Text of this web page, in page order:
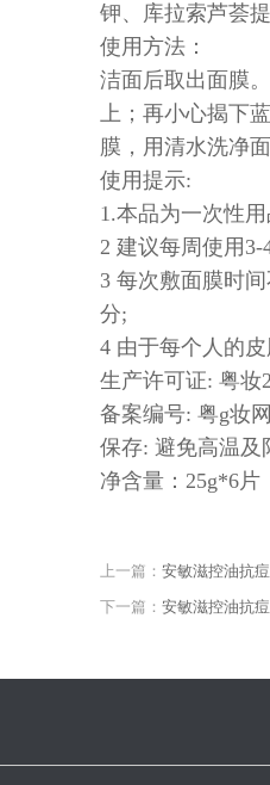
钾、库拉索芦荟
使用方法：
洁面后取出面膜
上；再小心揭下
膜，用清水洗净
使用提示:
1.本品为一次性
2 建议每周使用
3 每次敷面膜时
分;
4 由于每个人的
生产许可证: 粤妆
备案编号: 粤g妆
保存: 避免高温及
净含量：25g*6片
上一篇： 安敏滋控油抗
下一篇： 安敏滋控油抗